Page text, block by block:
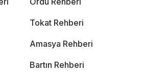
Tokat Rehberi
Amasya Rehberi
Bartın Rehberi